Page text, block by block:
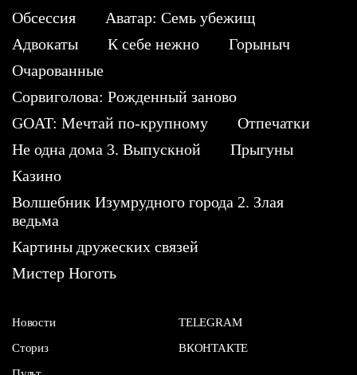
Обсессия
Аватар: Семь убежищ
Адвокаты
К себе нежно
Горыныч
Очарованные
Сорвиголова: Рожденный заново
GOAT: Мечтай по-крупному
Отпечатки
Не одна дома 3. Выпускной
Прыгуны
Казино
Волшебник Изумрудного города 2. Злая
ведьма
Картины дружеских связей
Мистер Ноготь
Новости
Сториз
TELEGRAM
ВКОНТАКТЕ